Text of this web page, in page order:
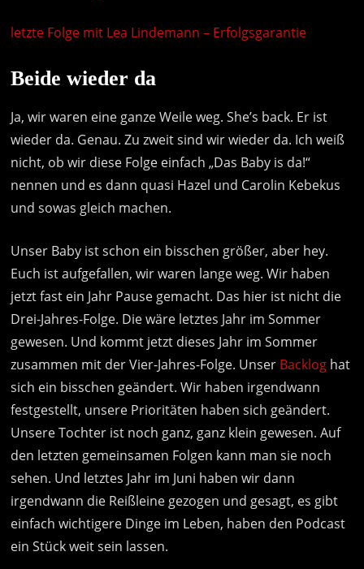
letzte Folge mit Lea Lindemann – Erfolgsgarantie
Beide wieder da
Ja, wir waren eine ganze Weile weg. She’s back. Er ist
wieder da. Genau. Zu zweit sind wir wieder da. Ich weiß
nicht, ob wir diese Folge einfach „Das Baby is da!“
nennen und es dann quasi Hazel und Carolin Kebekus
und sowas gleich machen.
Unser Baby ist schon ein bisschen größer, aber hey.
Euch ist aufgefallen, wir waren lange weg. Wir haben
jetzt fast ein Jahr Pause gemacht. Das hier ist nicht die
Drei-Jahres-Folge. Die wäre letztes Jahr im Sommer
gewesen. Und kommt jetzt dieses Jahr im Sommer
zusammen mit der Vier-Jahres-Folge. Unser Backlog hat
sich ein bisschen geändert. Wir haben irgendwann
festgestellt, unsere Prioritäten haben sich geändert.
Unsere Tochter ist noch ganz, ganz klein gewesen. Auf
den letzten gemeinsamen Folgen kann man sie noch
sehen. Und letztes Jahr im Juni haben wir dann
irgendwann die Reißleine gezogen und gesagt, es gibt
einfach wichtigere Dinge im Leben, haben den Podcast
ein Stück weit sein lassen.